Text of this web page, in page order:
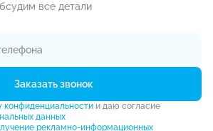
все детали
Заказать звонок
конфиденциальностии даю согласие
данных
рекламно-информационных